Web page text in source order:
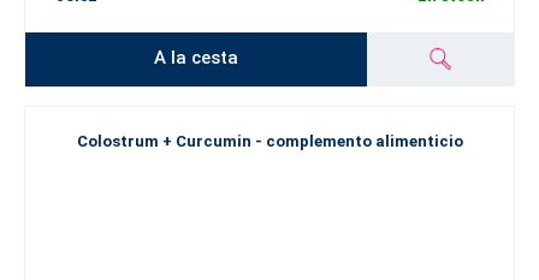
A la cesta
Colostrum + Curcumin - complemento alimenticio